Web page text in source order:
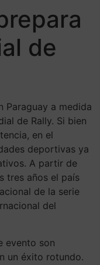
de
Paraguay a medida
de Rally. Si bien
en el
deportivas ya
A partir de
tres años el país
de la serie
del
evento son
un éxito rotundo.